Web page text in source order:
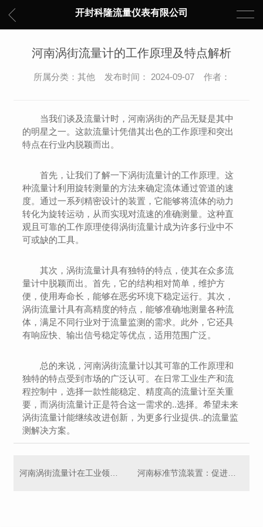
开封科隆流量仪表有限公司
河南涡街流量计的工作原理及特点解析
所属分类：其他 发布时间： 2024-09-07 作者：
当我们谈及流量计时，河南涡街的产品无疑是其中
的明星之一。这款流量计凭借其出色的工作原理和突出
特点在行业内脱颖而出。
首先，让我们了解一下涡街流量计的工作原理。这
种流量计利用旋转测量的方法来确定流体通过管道的速
度。通过一系列精密设计的装置，它能够将流体的动力
转化为旋转运动，从而实现对流速的准确测量。这种直
观且可靠的工作原理使得涡街流量计成为许多行业中不
可或缺的工具。
其次，涡街流量计具有独特的特点，使其在众多流
量计中脱颖而出。首先，它的结构相对简单，维护方
便，使用寿命长，能够在恶劣环境下稳定运行。其次，
涡街流量计具有高精度的特点，能够准确地测量各种流
体，满足不同行业对于流量监测的需求。此外，它还具
有响应快、输出信号稳定等优点，适用范围广泛。
总的来说，河南涡街流量计以其可靠的工作原理和
独特的特点受到市场的广泛认可。在日常工业生产和流
程控制中，选择一款性能稳定、精度高的流量计至关重
要，而涡街流量计正是符合这一需求的..选择。希望未来
涡街流量计能继续改进创新，为更多行业提供..的流量监
测解决方案。